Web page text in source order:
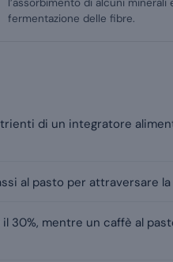
l’assorbimento di alcuni
fermentazione delle fibre.
di un integratore
al pasto per attraversare
30%, mentre un caffè al